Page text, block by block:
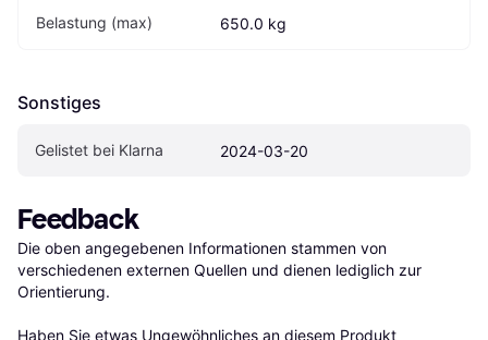
Belastung (max) 650.0 kg
Sonstiges
Gelistet bei Klarna 2024-03-20
Feedback
Die oben angegebenen Informationen stammen von
verschiedenen externen Quellen und dienen lediglich zur
Orientierung.
Haben Sie etwas Ungewöhnliches an diesem Produkt